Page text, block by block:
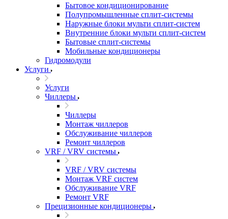
Бытовое кондиционирование
Полупромышленные сплит-системы
Наружные блоки мульти сплит-систем
Внутренние блоки мульти сплит-систем
Бытовые сплит-системы
Мобильные кондиционеры
Гидромодули
Услуги
Услуги
Чиллеры
Чиллеры
Монтаж чиллеров
Обслуживание чиллеров
Ремонт чиллеров
VRF / VRV системы
VRF / VRV системы
Монтаж VRF систем
Обслуживание VRF
Ремонт VRF
Прецизионные кондиционеры